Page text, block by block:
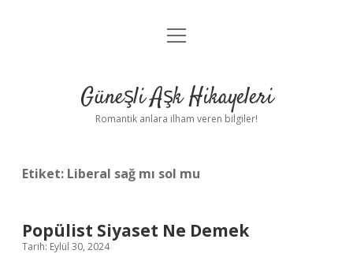
Anasayfa
Yasal Uyarı
menüyü
Güneşli Aşk Hikayeleri
Romantik anlara ilham veren bilgiler!
Etiket: Liberal sağ mı sol mu
Popülist Siyaset Ne Demek
Tarih: Eylül 30, 2024